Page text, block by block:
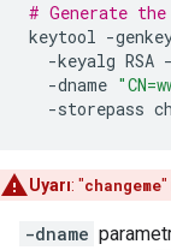
# Generate
keytool -
-keyalg RSA -
-dname
-storepass
Uyarı: "changeme"
-dname